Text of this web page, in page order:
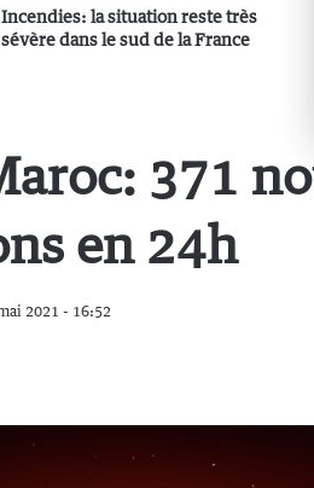
Incendies: la situation reste très
sévère dans le sud de la France